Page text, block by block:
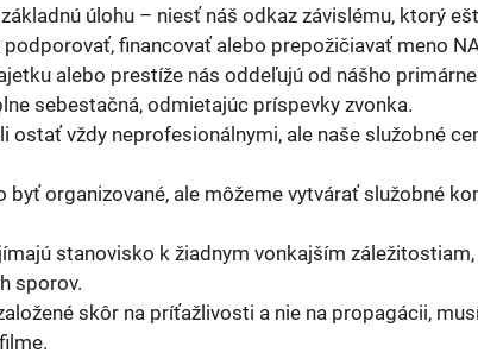
úlohu – niesť náš odkaz závislému, ktorý
financovať alebo prepožičiavať meno
alebo prestíže nás oddeľujú od nášho
sebestačná, odmietajúc príspevky zvonka.
ostať vždy neprofesionálnymi, ale naše služobné
byť organizované, ale môžeme vytvárať služobné
stanovisko k žiadnym vonkajším
sporov.
skôr na príťažlivosti a nie na propagácii,